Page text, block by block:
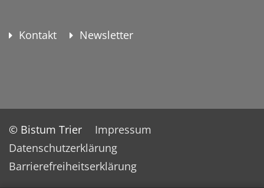
Kontakt Newsletter
© Bistum Trier
Impressum
Datenschutzerklärung
Barrierefreiheitserklärung